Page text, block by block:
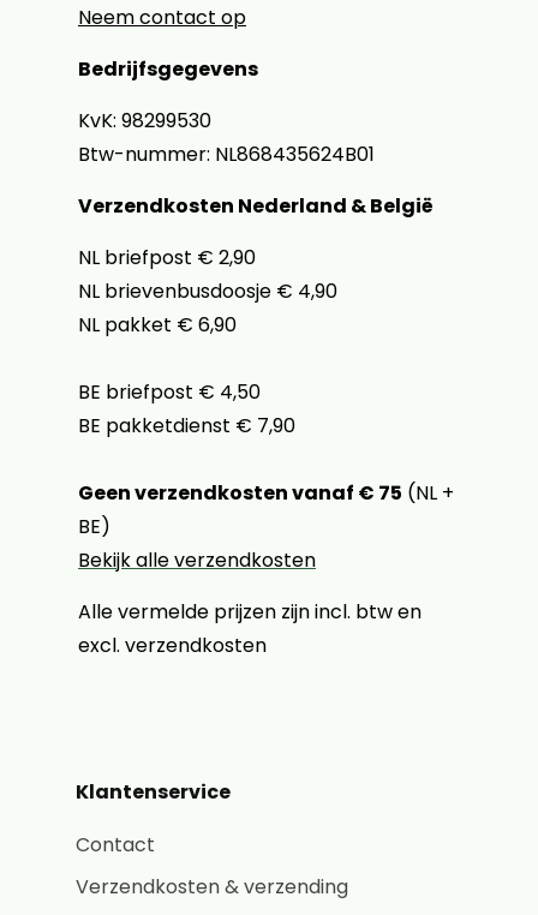
Neem contact op
Bedrijfsgegevens
KvK: 98299530
Btw-nummer: NL868435624B01
Verzendkosten Nederland & België
NL briefpost € 2,90
NL brievenbusdoosje € 4,90
NL pakket € 6,90
BE briefpost € 4,50
BE pakketdienst € 7,90
Geen verzendkosten vanaf € 75 (NL +
BE)
Bekijk alle verzendkosten
Alle vermelde prijzen zijn incl. btw en
excl. verzendkosten
Klantenservice
Contact
Verzendkosten & verzending